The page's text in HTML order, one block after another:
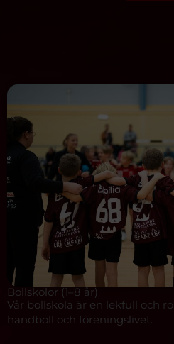
Bollskolor (1–8 år)
Vår bollskola är en lekfull och
handboll och föreningslivet.